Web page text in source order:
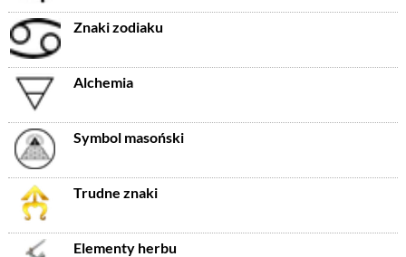
Znaki zodiaku
Alchemia
Symbol masoński
Trudne znaki
Elementy herbu